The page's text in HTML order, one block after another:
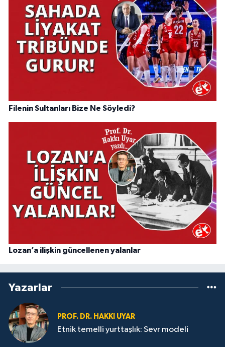
Filenin Sultanları Bize Ne Söyledi?
Lozan’a ilişkin güncellenen yalanlar
Yazarlar
PROF. DR. HAKKI UYAR
Etnik temelli yurttaşlık: Sevr modeli